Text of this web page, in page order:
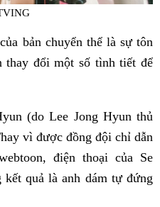
bản chuyển thể là sự tôn
thay đổi một số tình tiết để
(do Lee Jong Hyun thủ
vì được đồng đội chỉ dẫn
điện thoại của Se
quả là anh dám tự đứng